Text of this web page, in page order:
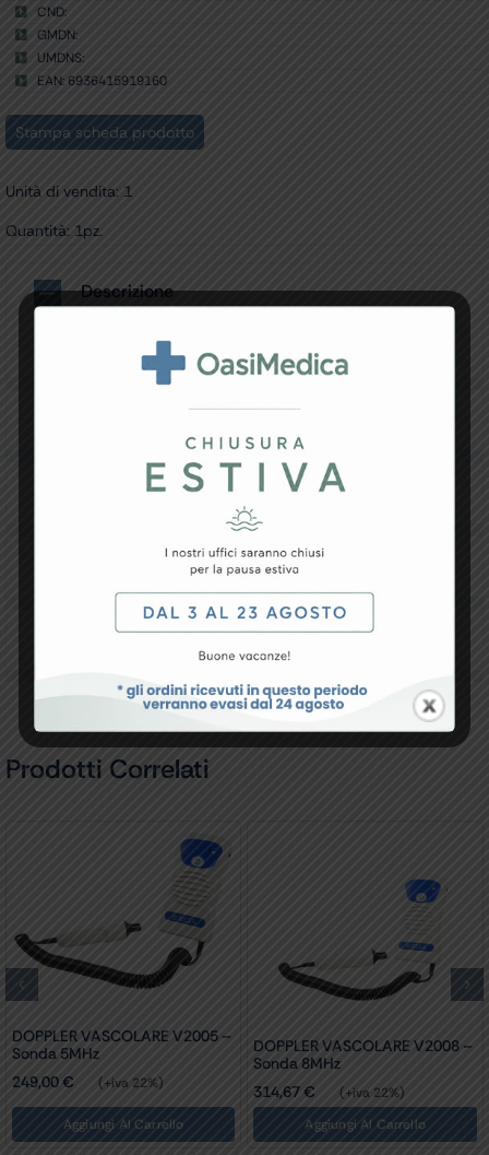
CND:
GMDN:
UMDNS:
EAN: 6936415919160
Stampa scheda prodotto
Unità di vendita: 1
Quantità: 1pz.
Descrizione
Carrello UMT-150 per DP-50 Expert, Z50
Resi e Garanzia
Downloads
Recensioni
Prodotti Correlati
DOPPLER VASCOLARE V2005 –
Sonda 5MHz
249,00€ (+iva 22%)
Aggiungi Al Carrello
DOPPLER VASCOLARE V2008 –
Sonda 8MHz
314,67€
(+iva 22%)
Aggiungi Al Carrello